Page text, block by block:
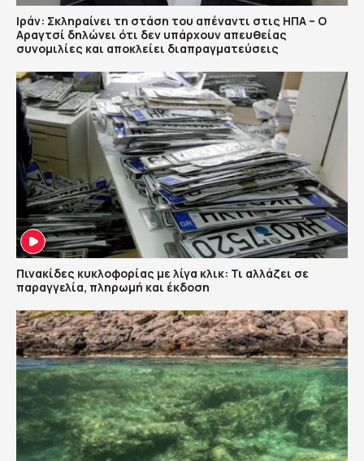
Ιράν: Σκληραίνει τη στάση του απέναντι στις ΗΠΑ – Ο
Αραγτσί δηλώνει ότι δεν υπάρχουν απευθείας
συνομιλίες και αποκλείει διαπραγματεύσεις
Πινακίδες κυκλοφορίας με λίγα κλικ: Τι αλλάζει σε
παραγγελία, πληρωμή και έκδοση